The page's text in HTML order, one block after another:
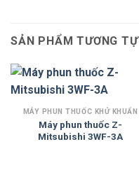
SẢN PHẨM TƯƠNG TỰ
MÁY PHUN THUỐC KHỬ KHUẨN
Máy phun thuốc Z-
Mitsubishi 3WF-3A